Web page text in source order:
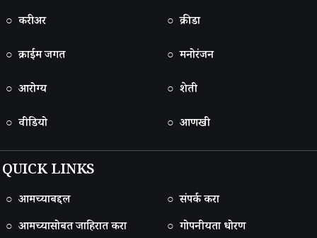
○ करीअर
○ क्रीडा
○ क्राईम जगत
○ मनोरंजन
○ आरोग्य
○ शेती
○ वीडियो
○ आणखी
QUICK LINKS
○ आमच्याबद्दल
○ संपर्क करा
○ आमच्यासोबत जाहिरात करा
○ गोपनीयता धोरण